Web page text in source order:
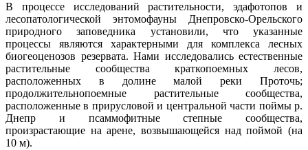
В процессе исследований растительности, эдафотопов и
лесопатологической энтомофауны Днепровско-Орельского
природного заповедника установили, что указанные
процессы являются характерными для комплекса лесных
биогеоценозов резервата. Нами исследовались естественные
растительные сообщества краткопоемных лесов,
расположенных в долине малой реки Проточь;
продолжительнопоемные растительные сообщества,
расположенные в прирусловой и центральной части поймы р.
Днепр и псаммофитные степные сообщества,
произрастающие на арене, возвышающейся над поймой (на
10 м).